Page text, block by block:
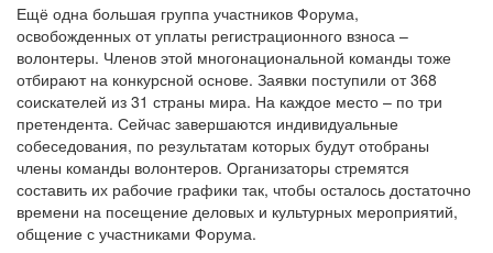
Ещё одна большая группа участников Форума,
освобожденных от уплаты регистрационного взноса –
волонтеры. Членов этой многонациональной команды тоже
отбирают на конкурсной основе. Заявки поступили от 368
соискателей из 31 страны мира. На каждое место – по три
претендента. Сейчас завершаются индивидуальные
собеседования, по результатам которых будут отобраны
члены команды волонтеров. Организаторы стремятся
составить их рабочие графики так, чтобы осталось достаточно
времени на посещение деловых и культурных мероприятий,
общение с участниками Форума.